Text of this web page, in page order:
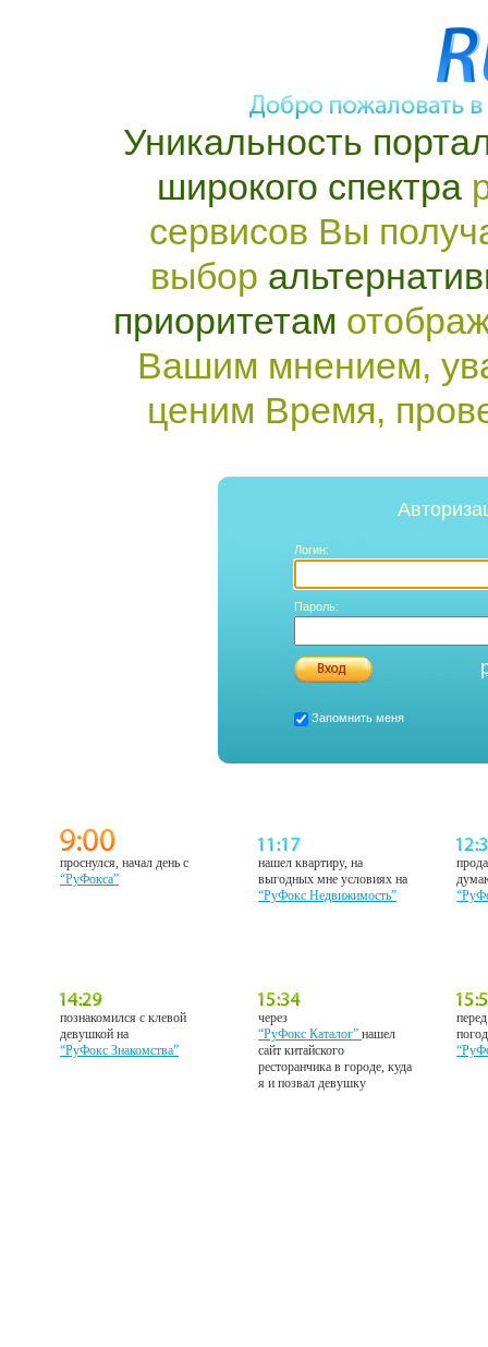
Уникальность
широкого спектра
сервисов Вы
выбор
приоритетам
Вашим мнением,
ценим Время,
Логин:
Пароль:
Запомнить меня
проснулся, начал день с
“РуФокса”
нашел квартиру, на
выгодных мне условиях на
“РуФокс Недвижимость”
познакомился с клевой
девушкой на
“РуФокс Знакомства”
через
“РуФокс Каталог”нашел
сайт китайского
ресторанчика в городе, куда
я и позвал девушку